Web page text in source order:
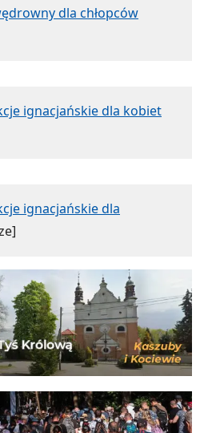
dla chłopców
ignacjańskie dla kobiet
ignacjańskie dla